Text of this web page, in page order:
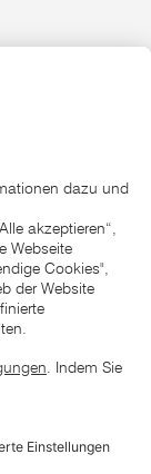
den letzten 30
Preis
sind die
zu verstehen